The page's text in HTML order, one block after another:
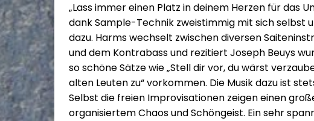
„Lass immer einen Platz in deinem Herzen für das
dank Sample-Technik zweistimmig mit sich selbst
dazu. Harms wechselt zwischen diversen
und dem Kontrabass und rezitiert Joseph Beuys
so schöne Sätze wie „Stell dir vor, du wärst
alten Leuten zu“ vorkommen. Die Musik dazu ist
Selbst die freien Improvisationen zeigen einen
organisiertem Chaos und Schöngeist. Ein sehr